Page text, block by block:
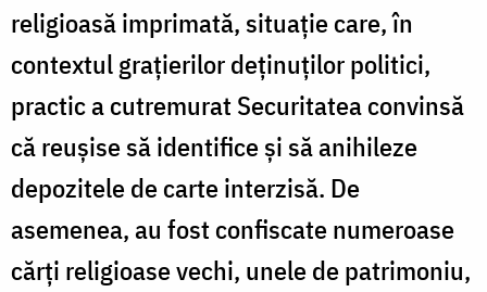
religioasă imprimată, situație care, în
contextul grațierilor deținuților politici,
practic a cutremurat Securitatea convinsă
că reușise să identifice și să anihileze
depozitele de carte interzisă. De
asemenea, au fost confiscate numeroase
cărți religioase vechi, unele de patrimoniu,